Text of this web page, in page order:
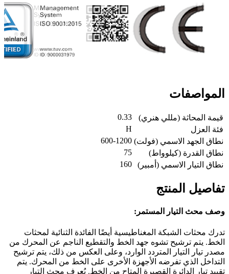
المواصفات
قيمة المحاثة (مللي هنري)
0.33
فئة العزل
H
نطاق الجهد الاسمي (فولت) 600-1200
نطاق القدرة (كيلوواط)
75
نطاق التيار الاسمي (أمبير)
160
تفاصيل المنتج
وصف محث التيار المستمر:
تدرك محثات الشبكة المغناطيسية أيضًا الفائدة الثنائية لمحثات
الخط. يتم ترشيح تشوه جهد الخط والتقطيع الناجم عن المحرك من
مصدر تيار التيار المتردد الوارد، وعلى العكس من ذلك، يتم ترشيح
التداخل الذي تفرضه الأجهزة الأخرى على الخط من المحرك. يتم
تقييد تيار الدائرة القصيرة المتاح من الخط. يُعرف محث التيار